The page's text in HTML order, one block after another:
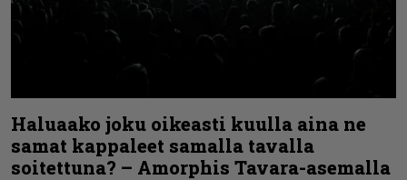
Haluaako joku oikeasti kuulla aina ne
samat kappaleet samalla tavalla
soitettuna? – Amorphis Tavara-asemalla